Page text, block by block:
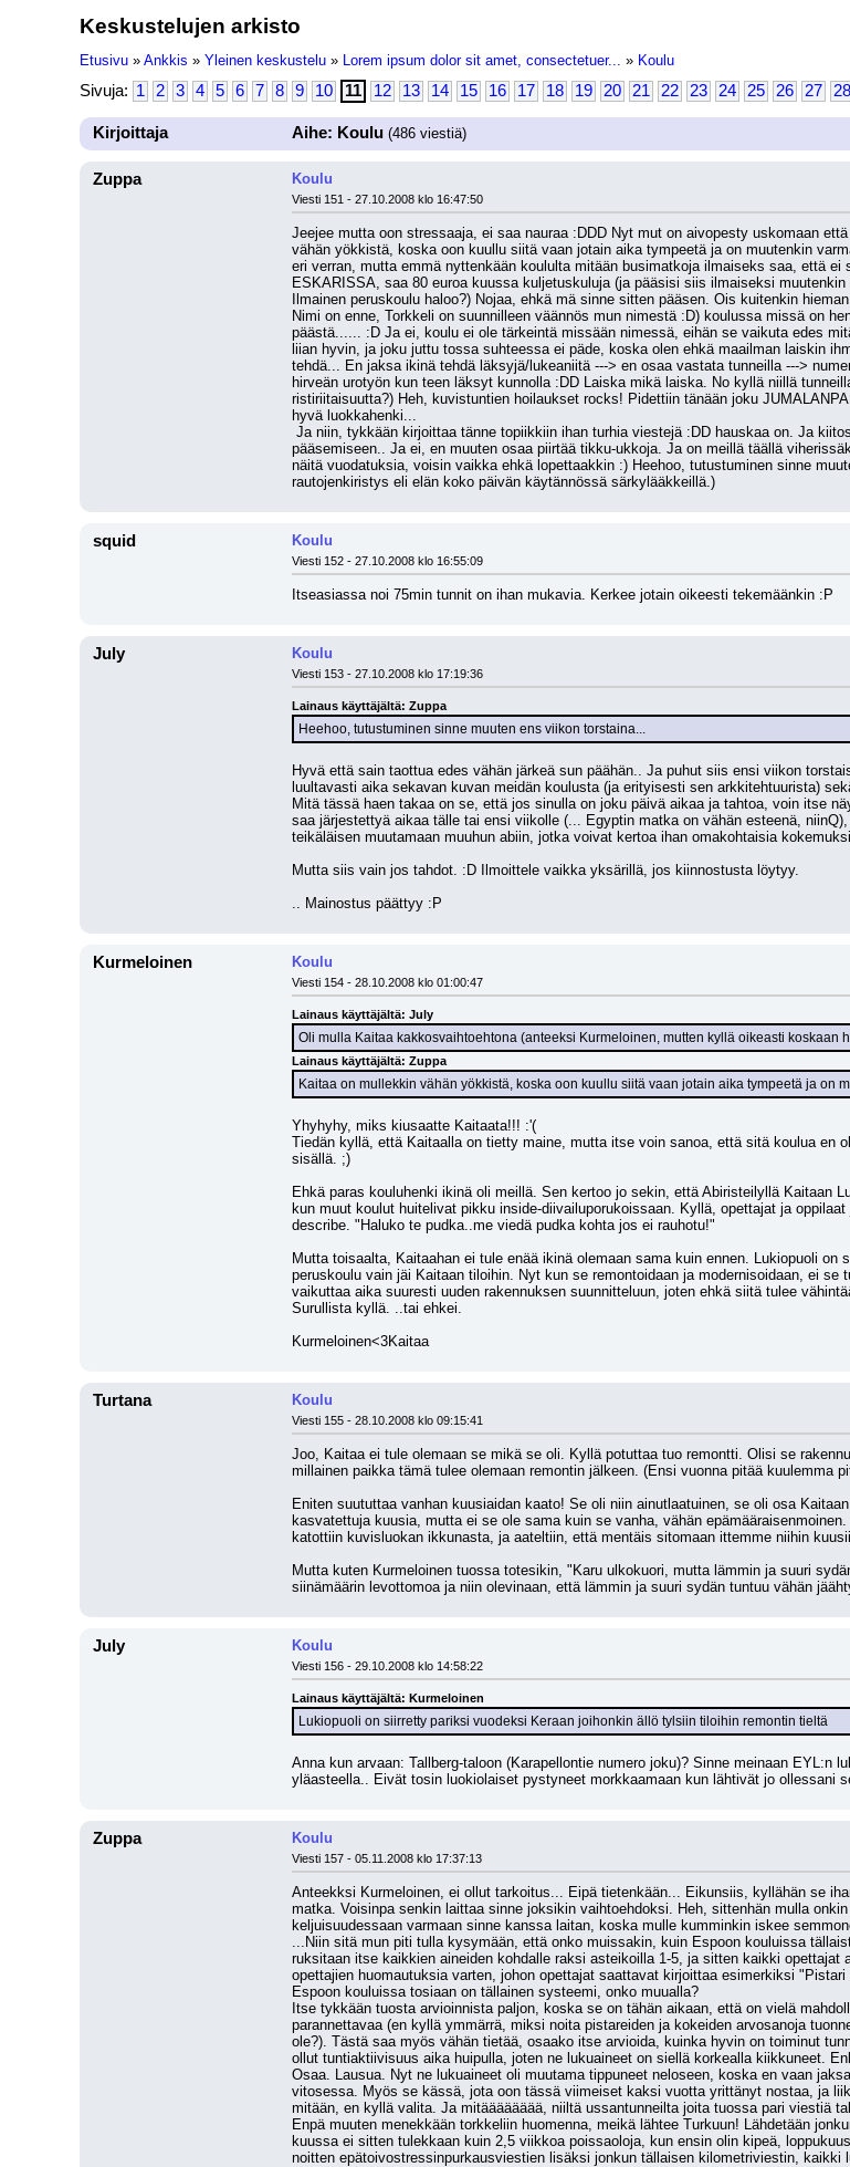
Keskustelujen arkisto
Etusivu » Ankkis » Yleinen keskustelu » Lorem ipsum dolor sit amet, consectetuer... » Koulu
Sivuja: 1 2 3 4 5 6 7 8 9 10 11 12 13 14 15 16 17 18 19 20 21 22 23 24 25 26 27 28
Kirjoittaja Aihe: Koulu (486 viestiä)
Zuppa Koulu
Viesti 151 - 27.10.2008 klo 16:47:50
Jeejee mutta oon stressaaja, ei saa nauraa :DDD Nyt mut on aivopesty uskomaan
vähän yökkistä, koska oon kuullu siitä vaan jotain aika tympeetä ja on muutenkin
eri verran, mutta emmä nyttenkään koululta mitään busimatkoja ilmaiseks saa, että
ESKARISSA, saa 80 euroa kuussa kuljetuskuluja (ja pääsisi siis ilmaiseksi
Ilmainen peruskoulu haloo?) Nojaa, ehkä mä sinne sitten pääsen. Ois kuitenkin
Nimi on enne, Torkkeli on suunnilleen väännös mun nimestä :D) koulussa missä on
päästä...... :D Ja ei, koulu ei ole tärkeintä missään nimessä, eihän se vaikuta edes
liian hyvin, ja joku juttu tossa suhteessa ei päde, koska olen ehkä maailman laiskin
tehdä... En jaksa ikinä tehdä läksyjä/lukeaniitä ---> en osaa vastata tunneilla --->
hirveän urotyön kun teen läksyt kunnolla :DD Laiska mikä laiska. No kyllä niillä
ristiriitaisuutta?) Heh, kuvistuntien hoilaukset rocks! Pidettiin tänään joku
hyvä luokkahenki...
pääsemiseen.. Ja ei, en muuten osaa piirtää tikku-ukkoja. Ja on meillä täällä
näitä vuodatuksia, voisin vaikka ehkä lopettaakkin :) Heehoo, tutustuminen sinne
rautojenkiristys eli elän koko päivän käytännössä särkylääkkeillä.)
squid Koulu
Viesti 152 - 27.10.2008 klo 16:55:09
Itseasiassa noi 75min tunnit on ihan mukavia. Kerkee jotain oikeesti tekemäänkin :P
July Koulu
Viesti 153 - 27.10.2008 klo 17:19:36
Lainaus käyttäjältä: Zuppa
Heehoo, tutustuminen sinne muuten ens viikon torstaina...
Hyvä että sain taottua edes vähän järkeä sun päähän.. Ja puhut siis ensi viikon
luultavasti aika sekavan kuvan meidän koulusta (ja erityisesti sen arkkitehtuurista)
Mitä tässä haen takaa on se, että jos sinulla on joku päivä aikaa ja tahtoa, voin itse
saa järjestettyä aikaa tälle tai ensi viikolle (... Egyptin matka on vähän esteenä,
teikäläisen muutamaan muuhun abiin, jotka voivat kertoa ihan omakohtaisia
Mutta siis vain jos tahdot. :D Ilmoittele vaikka yksärillä, jos kiinnostusta löytyy.
.. Mainostus päättyy :P
Kurmeloinen Koulu
Viesti 154 - 28.10.2008 klo 01:00:47
Lainaus käyttäjältä: July
Oli mulla Kaitaa kakkosvaihtoehtona (anteeksi Kurmeloinen, mutten kyllä oikeasti koskaan
Lainaus käyttäjältä: Zuppa
Kaitaa on mullekkin vähän yökkistä, koska oon kuullu siitä vaan jotain aika tympeetä ja on
Yhyhyhy, miks kiusaatte Kaitaata!!! :'(
Tiedän kyllä, että Kaitaalla on tietty maine, mutta itse voin sanoa, että sitä koulua
sisällä. ;)
Ehkä paras kouluhenki ikinä oli meillä. Sen kertoo jo sekin, että Abiristeilyllä Kaitaan
kun muut koulut huitelivat pikku inside-diivailuporukoissaan. Kyllä, opettajat ja
describe. "Haluko te pudka..me viedä pudka kohta jos ei rauhotu!"
Mutta toisaalta, Kaitaahan ei tule enää ikinä olemaan sama kuin ennen. Lukiopuoli
peruskoulu vain jäi Kaitaan tiloihin. Nyt kun se remontoidaan ja modernisoidaan, ei
vaikuttaa aika suuresti uuden rakennuksen suunnitteluun, joten ehkä siitä tulee
Surullista kyllä. ..tai ehkei.
Kurmeloinen<3Kaitaa
Turtana Koulu
Viesti 155 - 28.10.2008 klo 09:15:41
Joo, Kaitaa ei tule olemaan se mikä se oli. Kyllä potuttaa tuo remontti. Olisi se
millainen paikka tämä tulee olemaan remontin jälkeen. (Ensi vuonna pitää kuulemma
Eniten suututtaa vanhan kuusiaidan kaato! Se oli niin ainutlaatuinen, se oli osa
kasvatettuja kuusia, mutta ei se ole sama kuin se vanha, vähän
katottiin kuvisluokan ikkunasta, ja aateltiin, että mentäis sitomaan ittemme niihin
Mutta kuten Kurmeloinen tuossa totesikin, "Karu ulkokuori, mutta lämmin ja suuri
siinämäärin levottomoa ja niin olevinaan, että lämmin ja suuri sydän tuntuu vähän
July Koulu
Viesti 156 - 29.10.2008 klo 14:58:22
Lainaus käyttäjältä: Kurmeloinen
Lukiopuoli on siirretty pariksi vuodeksi Keraan joihonkin ällö tylsiin tiloihin remontin tieltä
Anna kun arvaan: Tallberg-taloon (Karapellontie numero joku)? Sinne meinaan
yläasteella.. Eivät tosin luokiolaiset pystyneet morkkaamaan kun lähtivät jo ollessani
Zuppa Koulu
Viesti 157 - 05.11.2008 klo 17:37:13
Anteekksi Kurmeloinen, ei ollut tarkoitus... Eipä tietenkään... Eikunsiis, kyllähän se
matka. Voisinpa senkin laittaa sinne joksikin vaihtoehdoksi. Heh, sittenhän mulla
keljuisuudessaan varmaan sinne kanssa laitan, koska mulle kumminkin iskee
...Niin sitä mun piti tulla kysymään, että onko muissakin, kuin Espoon kouluissa
ruksitaan itse kaikkien aineiden kohdalle raksi asteikoilla 1-5, ja sitten kaikki
opettajien huomautuksia varten, johon opettajat saattavat kirjoittaa esimerkiksi
Espoon kouluissa tosiaan on tällainen systeemi, onko muualla?
Itse tykkään tuosta arvioinnista paljon, koska se on tähän aikaan, että on vielä
parannettavaa (en kyllä ymmärrä, miksi noita pistareiden ja kokeiden arvosanoja
ole?). Tästä saa myös vähän tietää, osaako itse arvioida, kuinka hyvin on toiminut
ollut tuntiaktiivisuus aika huipulla, joten ne lukuaineet on siellä korkealla kiikkuneet.
Osaa. Lausua. Nyt ne lukuaineet oli muutama tippuneet neloseen, koska en vaan
vitosessa. Myös se kässä, jota oon tässä viimeiset kaksi vuotta yrittänyt nostaa, ja
mitään, en kyllä valita. Ja mitääääääää, niiltä ussantunneilta joita tuossa pari viestiä
Enpä muuten menekkään torkkeliin huomenna, meikä lähtee Turkuun! Lähdetään
kuussa ei sitten tulekkaan kuin 2,5 viikkoa poissaoloja, kun ensin olin kipeä,
noitten epätoivostressinpurkausviestien lisäksi jonkun tällaisen kilometriviestin,